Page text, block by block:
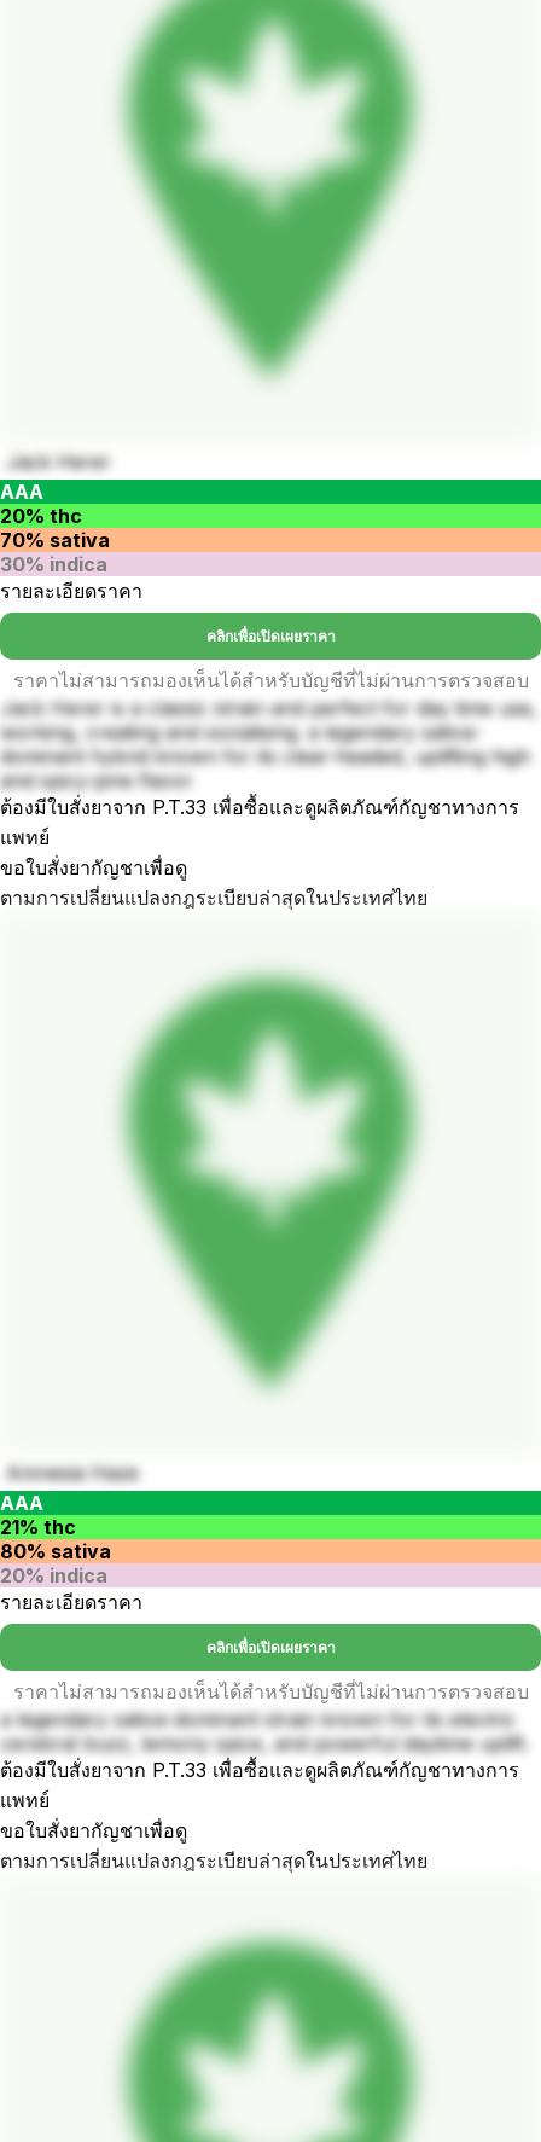
Jack Herer
AAA
20% thc
70% sativa
30% indica
รายละเอียดราคา
คลิกเพื่อเปิดเผยราคา
ราคาไม่สามารถมองเห็นได้สำหรับบัญชีที่ไม่ผ่านการตรวจสอบ
Jack Herer is a classic strain and perfect for day time use,
working, creating and socialising. a legendary sativa-
dominant hybrid known for its clear-headed, uplifting high
and spicy-pine flavor
ต้องมีใบสั่งยาจาก P.T.33 เพื่อซื้อและดูผลิตภัณฑ์กัญชาทางการ
แพทย์
ขอใบสั่งยากัญชาเพื่อดู
ตามการเปลี่ยนแปลงกฎระเบียบล่าสุดในประเทศไทย
Amnesia Haze
AAA
21% thc
80% sativa
20% indica
รายละเอียดราคา
คลิกเพื่อเปิดเผยราคา
ราคาไม่สามารถมองเห็นได้สำหรับบัญชีที่ไม่ผ่านการตรวจสอบ
a legendary sativa-dominant strain known for its electric
cerebral buzz, lemony spice, and powerful daytime uplift.
ต้องมีใบสั่งยาจาก P.T.33 เพื่อซื้อและดูผลิตภัณฑ์กัญชาทางการ
แพทย์
ขอใบสั่งยากัญชาเพื่อดู
ตามการเปลี่ยนแปลงกฎระเบียบล่าสุดในประเทศไทย